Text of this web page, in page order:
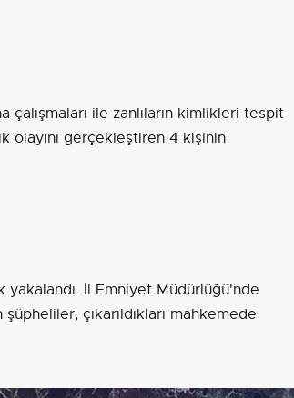
ile zanlıların kimlikleri tespit
olayını gerçekleştiren 4 kişinin
yakalandı. İl Emniyet Müdürlüğü'nde
çıkarıldıkları mahkemede